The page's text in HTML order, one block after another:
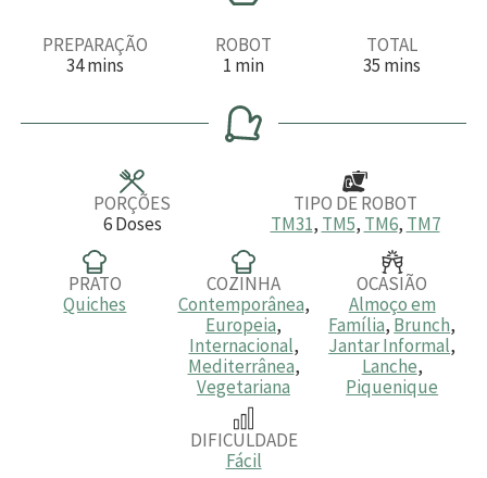
PREPARAÇÃO
34m
u
mins
ROBOT
1 m
n
u
t
min
TOTAL
35 m
u
mins
PORÇÕES
6 Doses
TIPO DE ROBOT
TM31, TM5, TM6, TM7
PRATO
Quiches
COZINHA
Contemporânea,
Europeia,
Internacional,
Mediterrânea,
Vegetariana
OCASIÃO
Almoço em
Família, Brunch,
Jantar Informal,
Lanche,
Piquenique
DIFICULDADE
Fácil